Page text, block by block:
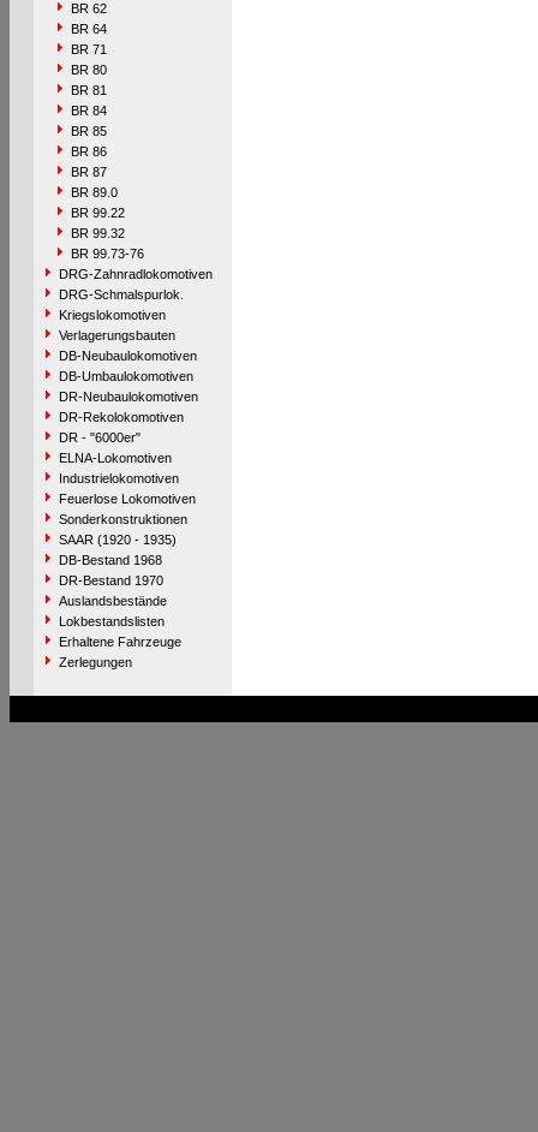
BR 62
BR 64
BR 71
BR 80
BR 81
BR 84
BR 85
BR 86
BR 87
BR 89.0
BR 99.22
BR 99.32
BR 99.73-76
DRG-Zahnradlokomotiven
DRG-Schmalspurlok.
Kriegslokomotiven
Verlagerungsbauten
DB-Neubaulokomotiven
DB-Umbaulokomotiven
DR-Neubaulokomotiven
DR-Rekolokomotiven
DR - "6000er"
ELNA-Lokomotiven
Industrielokomotiven
Feuerlose Lokomotiven
Sonderkonstruktionen
SAAR (1920 - 1935)
DB-Bestand 1968
DR-Bestand 1970
Auslandsbestände
Lokbestandslisten
Erhaltene Fahrzeuge
Zerlegungen